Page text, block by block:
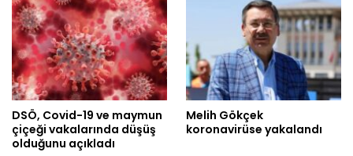
DSÖ, Covid-19 ve maymun
çiçeği vakalarında düşüş
olduğunu açıkladı
Melih Gökçek
koronavirüse yakalandı